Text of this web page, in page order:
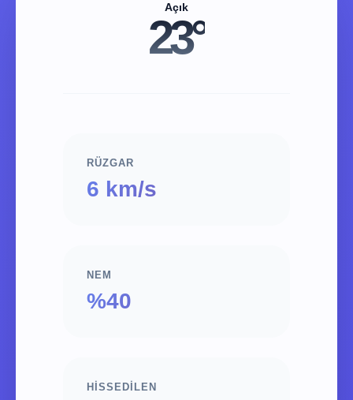
Açık
23°
RÜZGAR
6 km/s
NEM
%40
HISSEDILEN